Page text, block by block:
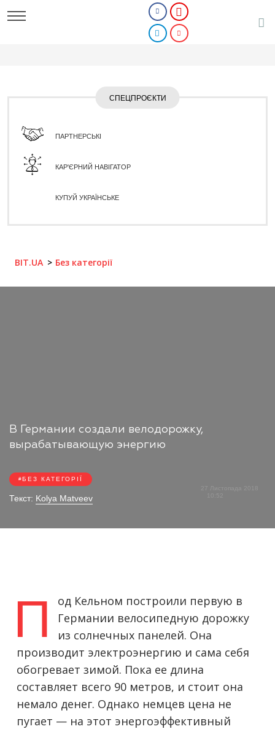
СПЕЦПРОЄКТИ
ПАРТНЕРСЬКІ
КАР'ЄРНИЙ НАВІГАТОР
КУПУЙ УКРАЇНСЬКЕ
BIT.UA Без категорії
В Германии создали велодорожку,
вырабатывающую энергию
БЕЗ КАТЕГОРІЇ
Текст: Kolya Matveev
27 Листопада 2018
П
од Кельном построили первую в
Германии велосипедную дорожку
из солнечных панелей. Она
производит электроэнергию и сама себя
обогревает зимой. Пока ее длина
составляет всего 90 метров, и стоит она
немало денег. Однако немцев цена не
пугает — на этот энергоэффективный